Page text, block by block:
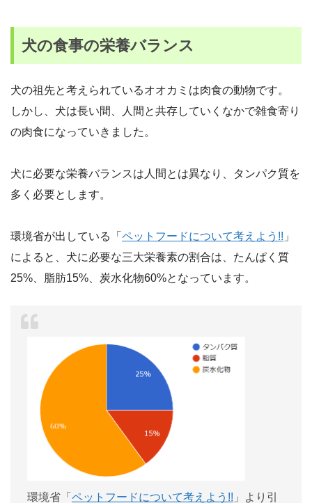
犬の食事の栄養バランス
犬の祖先と考えられているオオカミは肉食の動物です。
しかし、犬は長い間、人間と共存していくなかで雑食寄り
の肉食になっていきました。
犬に必要な栄養バランスは人間とは異なり、タンパク質を
多く必要とします。
環境省が出している「 ペットフードについて考えよう!! 」
によると、犬に必要な三大栄養素の割合は、たんぱく質
25%、脂肪15%、炭水化物60%となっています。
環境省「 ペットフードについて考えよう!! 」より引